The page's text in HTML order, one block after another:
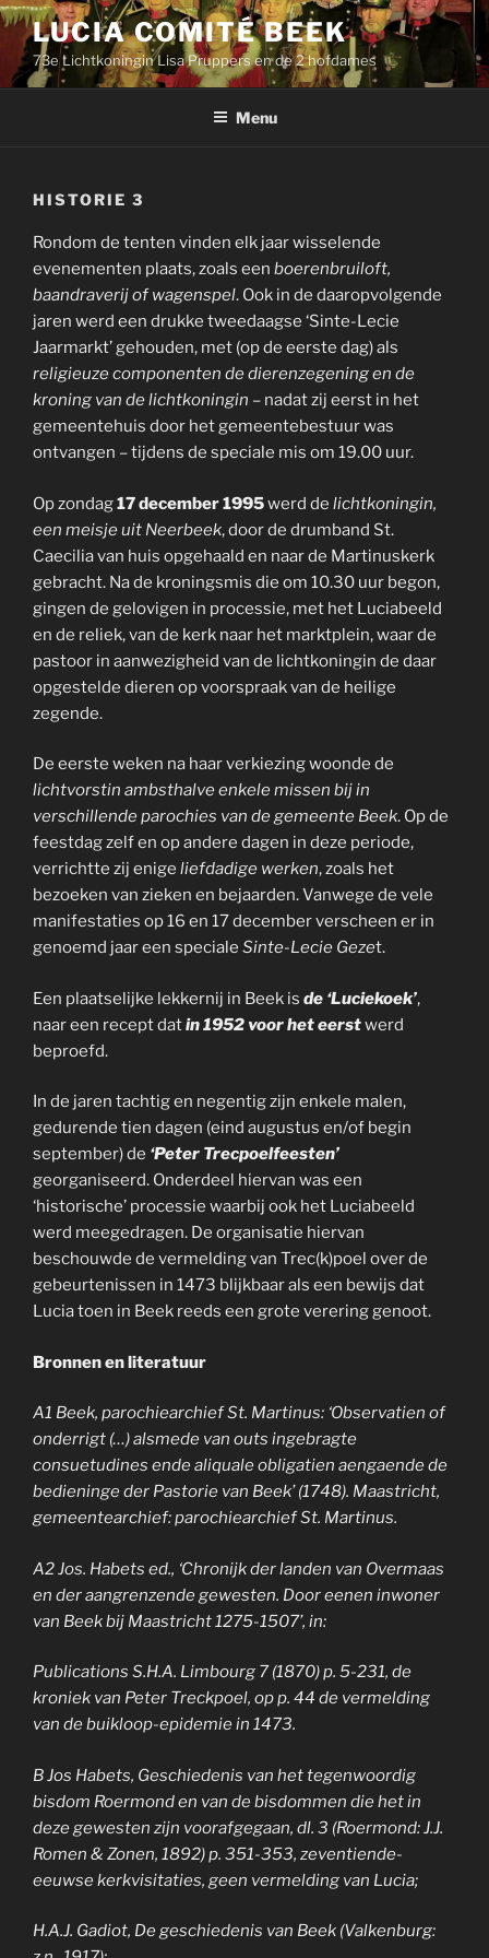
Naar
inhoud
springen
LUCIA COMITÉ BEEK
73e Lichtkoningin Lisa Pruppers en de 2 hofdames
Menu
HISTORIE 3
Rondom de tenten vinden elk jaar wisselende
evenementen plaats, zoals een boerenbruiloft,
baandraverij of wagenspel. Ook in de daaropvolgende
jaren werd een drukke tweedaagse ‘Sinte-Lecie
Jaarmarkt’ gehouden, met (op de eerste dag) als
religieuze componenten de dierenzegening en de
kroning van de lichtkoningin – nadat zij eerst in het
gemeentehuis door het gemeentebestuur was
ontvangen – tijdens de speciale mis om 19.00 uur.
Op zondag17 december 1995werd de lichtkoningin,
een meisje uit Neerbeek, door de drumband St.
Caecilia van huis opgehaald en naar de Martinuskerk
gebracht. Na de kroningsmis die om 10.30 uur begon,
gingen de gelovigen in processie, met het Luciabeeld
en de reliek, van de kerk naar het marktplein, waar de
pastoor in aanwezigheid van de lichtkoningin de daar
opgestelde dieren op voorspraak van de heilige
zegende.
De eerste weken na haar verkiezing woonde de
lichtvorstin ambsthalve enkele missen bij in
verschillende parochies van de gemeente Beek. Op de
feestdag zelf en op andere dagen in deze periode,
verrichtte zij enige liefdadige werken, zoals het
bezoeken van zieken en bejaarden. Vanwege de vele
manifestaties op 16 en 17 december verscheen er in
genoemd jaar een speciale Sinte-Lecie Gezet.
Een plaatselijke lekkernij in Beek is de ‘Luciekoek’,
naar een recept datin 1952 voor het eerstwerd
beproefd.
In de jaren tachtig en negentig zijn enkele malen,
gedurende tien dagen (eind augustus en/of begin
september) de ‘Peter Trecpoelfeesten’
georganiseerd. Onderdeel hiervan was een
‘historische’ processie waarbij ook het Luciabeeld
werd meegedragen. De organisatie hiervan
beschouwde de vermelding van Trec(k)poel over de
gebeurtenissen in 1473 blijkbaar als een bewijs dat
Lucia toen in Beek reeds een grote verering genoot.
Bronnen en literatuur
A1 Beek, parochiearchief St. Martinus: ‘Observatien of
onderrigt (…) alsmede van outs ingebragte
consuetudines ende aliquale obligatien aengaende de
bedieninge der Pastorie van Beek’ (1748). Maastricht,
gemeentearchief: parochiearchief St. Martinus.
A2 Jos. Habets ed., ‘Chronijk der landen van Overmaas
en der aangrenzende gewesten. Door eenen inwoner
van Beek bij Maastricht 1275-1507’, in:
Publications S.H.A. Limbourg 7 (1870) p. 5-231, de
kroniek van Peter Treckpoel, op p. 44 de vermelding
van de buikloop-epidemie in 1473.
B Jos Habets, Geschiedenis van het tegenwoordig
bisdom Roermond en van de bisdommen die het in
deze gewesten zijn voorafgegaan, dl. 3 (Roermond: J.J.
Romen & Zonen, 1892) p. 351-353, zeventiende-
eeuwse kerkvisitaties, geen vermelding van Lucia;
H.A.J. Gadiot, De geschiedenis van Beek (Valkenburg: